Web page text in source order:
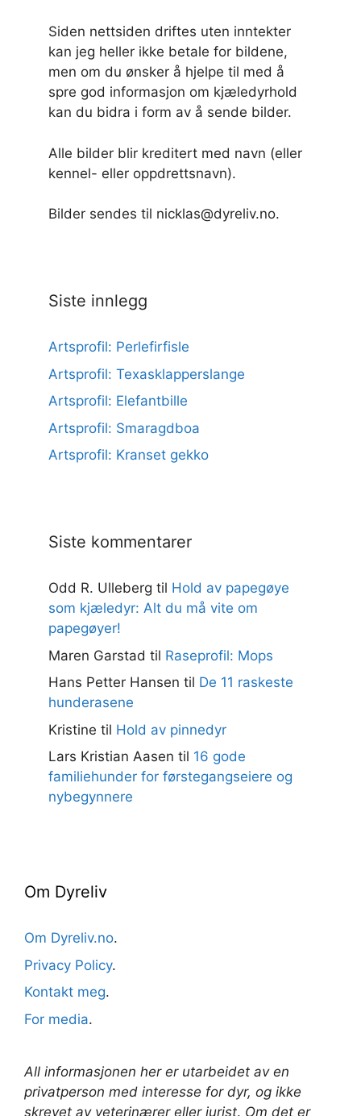
Siden nettsiden driftes uten inntekter
kan jeg heller ikke betale for bildene,
men om du ønsker å hjelpe til med å
spre god informasjon om kjæledyrhold
kan du bidra i form av å sende bilder.
Alle bilder blir kreditert med navn (eller
kennel- eller oppdrettsnavn).
Bilder sendes til nicklas@dyreliv.no.
Siste innlegg
Artsprofil: Perlefirfisle
Artsprofil: Texasklapperslange
Artsprofil: Elefantbille
Artsprofil: Smaragdboa
Artsprofil: Kranset gekko
Siste kommentarer
Odd R. Ulleberg til Hold av papegøye
som kjæledyr: Alt du må vite om
papegøyer!
Maren Garstad til Raseprofil: Mops
Hans Petter Hansen til De 11 raskeste
hunderasene
Kristine til Hold av pinnedyr
Lars Kristian Aasen til 16 gode
familiehunder for førstegangseiere og
nybegynnere
Om Dyreliv
Om Dyreliv.no.
Privacy Policy.
Kontakt meg.
For media.
All informasjonen her er utarbeidet av en
privatperson med interesse for dyr, og ikke
skrevet av veterinærereller jurist. Om det er